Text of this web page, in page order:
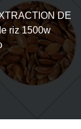
DE
riz 1500w